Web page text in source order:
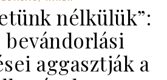
nélkülük”:
aggasztják a